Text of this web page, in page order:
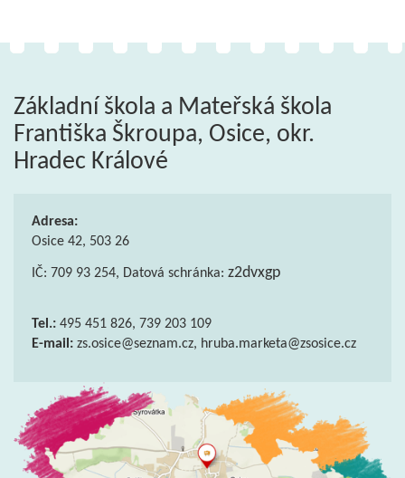
Základní škola a Mateřská škola
Františka Škroupa, Osice, okr.
Hradec Králové
Adresa:
Osice 42, 503 26
IČ: 709 93 254, Datová schránka: z2dvxgp
Tel.: 495 451 826, 739 203 109
E-mail: zs.osice@seznam.cz, hruba.marketa@zsosice.cz